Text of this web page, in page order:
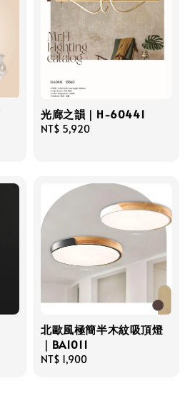
光廊之韻｜H-60441
Regular
NT$ 5,920
北歐風極簡半木紋吸頂燈
｜BA1011
Regular
NT$ 1,900